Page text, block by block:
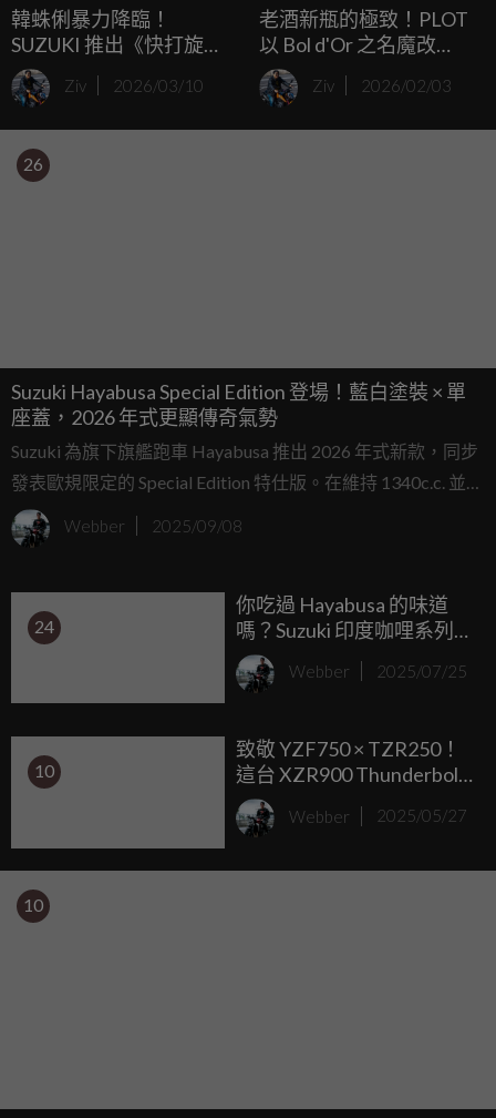
韓蛛俐暴力降臨！
SUZUKI 推出《快打旋風
6》聯名版 Hayabusa 噴發
惡女本色
Ziv 2026/03/10
老酒新瓶的極致！PLOT
以 Bol d'Or 之名魔改
HONDA CB1000F
Ziv 2026/02/03
26
Suzuki Hayabusa Special Edition 登場！藍白塗裝 × 單
座蓋，2026 年式更顯傳奇氣勢
Suzuki 為旗下旗艦跑車 Hayabusa 推出 2026 年式新款，同步
發表歐規限定的 Special Edition 特仕版。在維持 1340c.c. 並列
四缸究極運動定位下，Hayabusa 透過全新配色與專屬套件，
再度展現其不容忽視的存在感。
Webber 2025/09/08
24
你吃過 Hayabusa 的味道
嗎？Suzuki 印度咖哩系列限
量上架
Webber 2025/07/25
10
致敬 YZF750 × TZR250！
這台 XZR900 Thunderbolt
是復古控的夢想車
Webber 2025/05/27
10